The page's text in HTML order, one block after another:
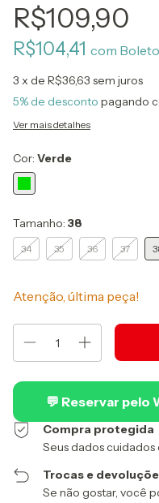
R$109,90
R$104,41 com Boleto
3 x de R$36,63 sem juros
5% de desconto pagando
Ver mais detalhes
Cor: Verde
Tamanho: 38
34 35 36 37
Atenção, última peça!
💬 Reservar pelo
Compra protegida
Seus dados
Trocas e
Se não gostar, você